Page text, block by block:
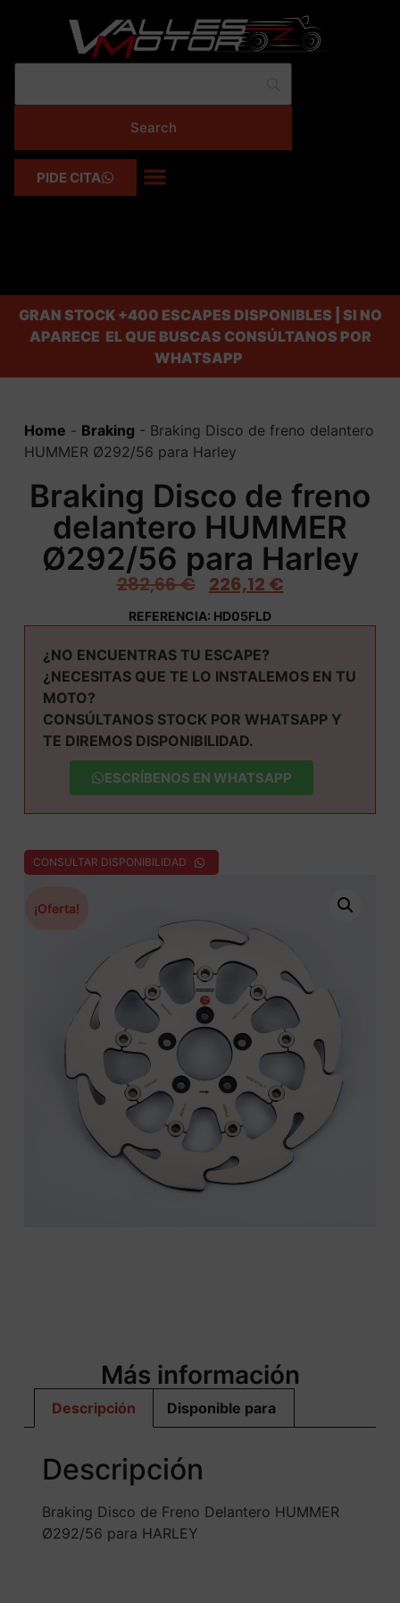
PIDE CITA
GRAN STOCK+400 ESCAPES DISPONIBLES | SI NO
APARECE EL QUE BUSCAS CONSÚLTANOS POR
WHATSAPP
Home - Braking - Braking Disco de freno delantero
HUMMER Ø292/56 para Harley
Braking Disco de freno
delantero HUMMER
Ø292/56 para Harley
282,66€ 226,12 €
REFERENCIA: HD05FLD
¿NO ENCUENTRAS TU ESCAPE?
¿NECESITAS QUE TE LO INSTALEMOS EN TU
MOTO?
CONSÚLTANOS STOCK POR WHATSAPP Y
TE DIREMOS DISPONIBILIDAD.
ESCRÍBENOS EN WHATSAPP
CONSULTAR DISPONIBILIDAD
¡Oferta!
Más información
Descripción Disponible para
Descripción
Braking Disco de Freno Delantero HUMMER
Ø292/56 para HARLEY